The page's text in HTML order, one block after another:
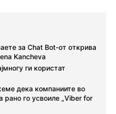
за Chat Bot-от открива
Kancheva
ги користат
дека компаниите во
рано го усвоиле „Viber for